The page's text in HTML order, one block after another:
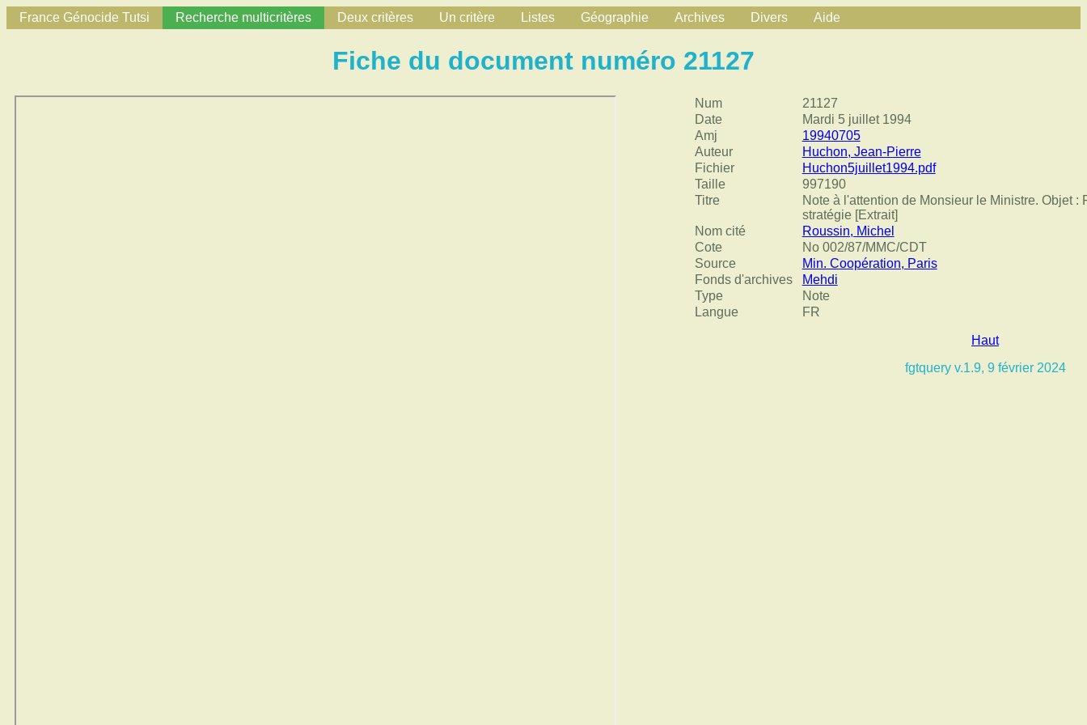
France Génocide Tutsi Recherche multicritères Deux critères Un critère Listes Géographie Archives Divers Aide
Fiche du document numéro 21127
Num
21127
Date
Mardi 5 juillet 1994
Amj
19940705
Auteur
Huchon, Jean-Pierre
Fichier
Huchon5juillet1994.pdf
Taille
997190
Titre
Note à l'attention de Monsieur le Ministre. Objet
stratégie [Extrait]
Nom cité
Roussin, Michel
Cote
No 002/87/MMC/CDT
Source
Min. Coopération, Paris
Fonds d'archives
Mehdi
Type
Note
Langue
FR
Haut
fgtquery v.1.9, 9 février 2024